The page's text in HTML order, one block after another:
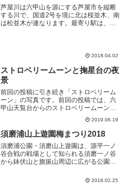
芦屋川は六甲山を源にする芦屋市を縦断
する川で、国道2号を境に北は桜並木、南
は松並木が連なります。最寄り駅は、
2018.04.02
ストロベリームーンと掬星台の夜
景
前回の投稿に引き続き「ストロベリーム
ーン」の写真です。前回の投稿では、六
甲山天覧台からのストロベリームーンと
神戸1000万ドルの夜景を紹介しました。
ストロベリームーンと天覧台の夜景天覧
台で夜景観賞の後、六甲山の夜景スポッ
トで有名な摩耶山掬星...
2019.06.19
須磨浦山上遊園梅まつり2018
須磨浦公園・須磨山上遊園は、源平一ノ
谷合戦の戦場として知られる須磨一ノ谷
から鉢伏山と旗振山周辺に広がる公園
海を見渡せる風光明媚な梅林が広がりま
2018.02.25